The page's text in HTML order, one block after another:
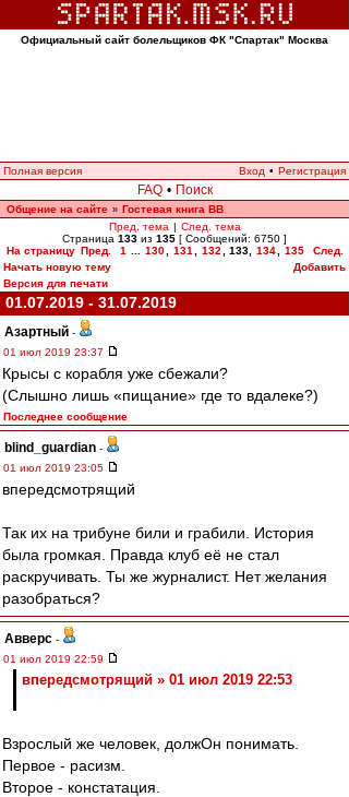
Официальный сайт болельщиков ФК "Спартак" Москва
Полная версия Вход • Регистрация
FAQ • Поиск
Общение на сайте » Гостевая книга ВВ
Пред. тема | След. тема
Страница 133 из 135 [ Сообщений: 6750 ]
На страницу Пред. 1 130 131 132 133, 134 135
След.
Начать новую тему
Добавить
Версия для печати
01.07.2019 - 31.07.2019
Азартный -
01 июл 2019 23:37
Крысы с корабля уже сбежали?
(Слышно лишь «пищание» где то вдалеке?)
Последнее сообщение
blind_guardian -
01 июл 2019 23:05
впередсмотрящий
Так их на трибуне били и грабили. История
была громкая. Правда клуб её не стал
раскручивать. Ты же журналист. Нет желания
разобраться?
Авверс -
01 июл 2019 22:59
впередсмотрящий » 01 июл 2019 22:53
Взрослый же человек, должОн понимать.
Первое - расизм.
Второе - констатация.